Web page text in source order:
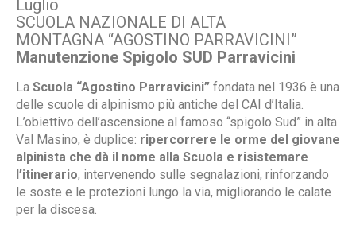
Luglio
SCUOLA NAZIONALE DI ALTA
MONTAGNA “AGOSTINO PARRAVICINI”
Manutenzione Spigolo SUD Parravicini
La Scuola “Agostino Parravicini” fondata nel 1936 è una
delle scuole di alpinismo più antiche del CAI d’Italia.
L’obiettivo dell’ascensione al famoso “spigolo Sud” in alta
Val Masino, è duplice: ripercorrere le orme del giovane
alpinista che dà il nome alla Scuola e risistemare
l’itinerario, intervenendo sulle segnalazioni, rinforzando
le soste e le protezioni lungo la via, migliorando le calate
per la discesa.